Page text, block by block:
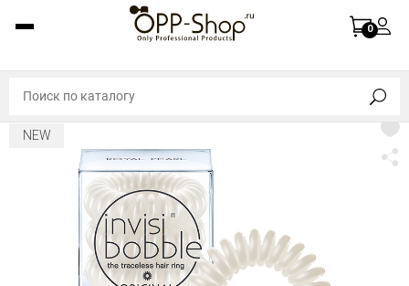
0
NEW